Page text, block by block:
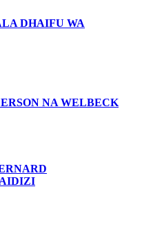
DHAIFU WA
NA WELBECK